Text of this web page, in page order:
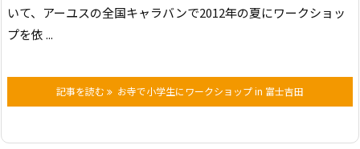
いて、アーユスの全国キャラバンで2012年の夏にワークショッ
プを依 ...
記事を読む お寺で小学生にワークショップ in 富士吉田